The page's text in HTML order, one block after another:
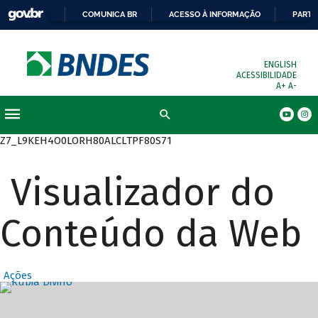
COMUNICA BR ACESSO À INFORMAÇÃO
ENGLISH
ACESSIBILIDADE
A+ A-
Z7_L9KEH4O0LORH80ALCLTPF80S71
Visualizador do
Conteúdo da Web
Ações
Destaques